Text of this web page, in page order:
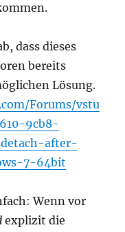
dass dieses
bereits
Lösung.
Forums/vstu
9cb8-
after-
7-64bit
Wenn vor
explizit die